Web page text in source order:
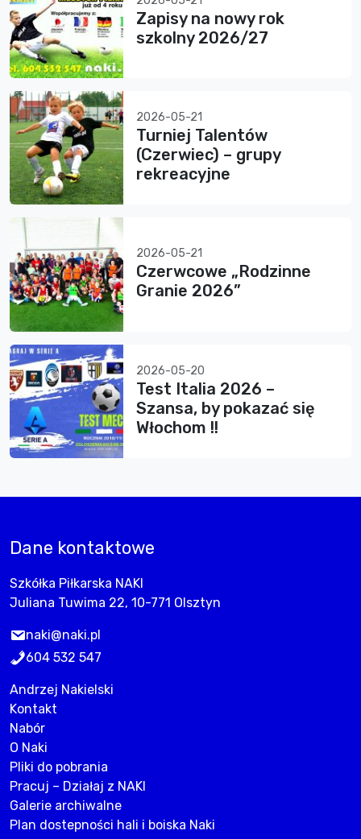
Zapisy na nowy rok
szkolny 2026/27
2026-05-21
Turniej Talentów
(Czerwiec) – grupy
rekreacyjne
2026-05-21
Czerwcowe „Rodzinne
Granie 2026”
2026-05-20
Test Italia 2026 –
Szansa, by pokazać się
Włochom !!
Dane kontaktowe
Szkółka Piłkarska NAKI
Juliana Tuwima 22, 10-771 Olsztyn
naki@naki.pl
604 532 547
Andrzej Nakielski
Kontakt
Nabór
O Naki
Pliki do pobrania
Pracuj – Działaj z NAKI
Galerie archiwalne
Plan dostepności hali i boiska Naki